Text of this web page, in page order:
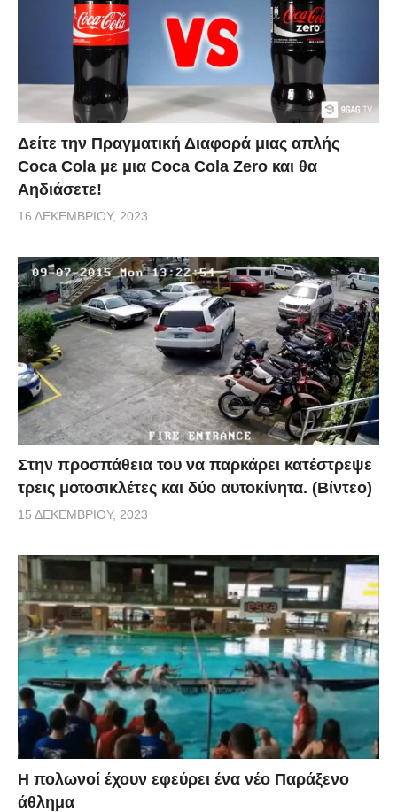
Δείτε την Πραγματική Διαφορά μιας απλής
Coca Cola με μια Coca Cola Zero και θα
Αηδιάσετε!
16 ΔΕΚΕΜΒΡΊΟΥ, 2023
Στην προσπάθεια του να παρκάρει κατέστρεψε
τρεις μοτοσικλέτες και δύο αυτοκίνητα. (Βίντεο)
15 ΔΕΚΕΜΒΡΊΟΥ, 2023
Η πολωνοί έχουν εφεύρει ένα νέο Παράξενο
άθλημα